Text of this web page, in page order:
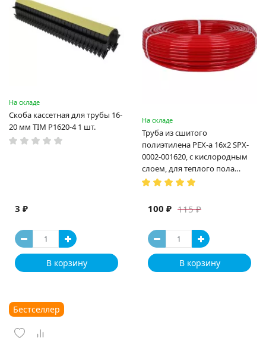
На складе
Скоба кассетная для трубы 16-
20 мм TIM P1620-4 1 шт.
3 ₽
В корзину
На складе
Труба из сшитого
полиэтилена PEX-a 16х2 SPX-
0002-001620, с кислородным
слоем, для теплого пола
(Испания)
115 ₽
100 ₽
В корзину
Бестселлер